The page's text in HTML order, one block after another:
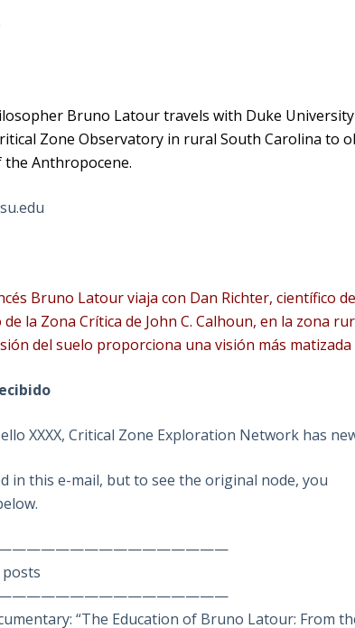
Bruno Latour travels with Duke
Zone Observatory in rural South Carolina to
the Anthropocene.
Bruno Latour viaja con Dan Richter, científico
la Zona Crítica de John C. Calhoun, en la zona
del suelo proporciona una visión más
XXXX, Critical Zone Exploration Network has
in this e-mail, but to see the original node, you
posts
“The Education of Bruno Latour: From